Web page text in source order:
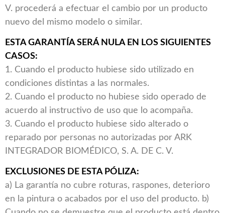
V. procederá a efectuar el cambio por un producto
nuevo del mismo modelo o similar.
ESTA GARANTÍA SERÁ NULA EN LOS SIGUIENTES
CASOS:
1. Cuando el producto hubiese sido utilizado en
condiciones distintas a las normales.
2. Cuando el producto no hubiese sido operado de
acuerdo al instructivo de uso que lo acompaña.
3. Cuando el producto hubiese sido alterado o
reparado por personas no autorizadas por ARK
INTEGRADOR BIOMÉDICO, S. A. DE C. V.
EXCLUSIONES DE ESTA PÓLIZA:
a) La garantía no cubre roturas, raspones, deterioro
en la pintura o acabados por el uso del producto. b)